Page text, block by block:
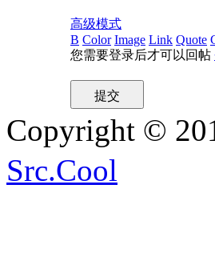
高级模式
B Color Image Link Quote
您需要登录后才可以回帖
提交
Copyright ©
Src.Cool